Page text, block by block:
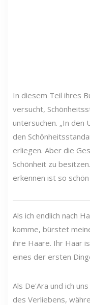
In diesem Teil ihres
versucht,
untersuchen. „In den
den
erliegen. Aber die
Schönheit zu
erkennen ist so
Als ich endlich nach
komme, bürstet
ihre Haare. Ihr Haar
eines der ersten
Als De'Ara und ich
des Verliebens,